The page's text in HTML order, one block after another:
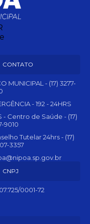
CONTATO
MUNICIPAL - (17) 3277-
- 192 - 24HRS
- Centro de Saúde - (17)
9010
Tutelar 24hrs - (17)
3357
CNPJ
0001-72